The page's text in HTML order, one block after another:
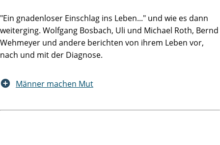
"Ein gnadenloser Einschlag ins Leben..." und wie es dann
weiterging. Wolfgang Bosbach, Uli und Michael Roth, Bernd
Wehmeyer und andere berichten von ihrem Leben vor,
nach und mit der Diagnose.
Männer machen Mut